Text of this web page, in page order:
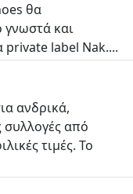
θα
γνωστά και
private label Nak....
ανδρικά,
συλλογές από
τιμές. Το